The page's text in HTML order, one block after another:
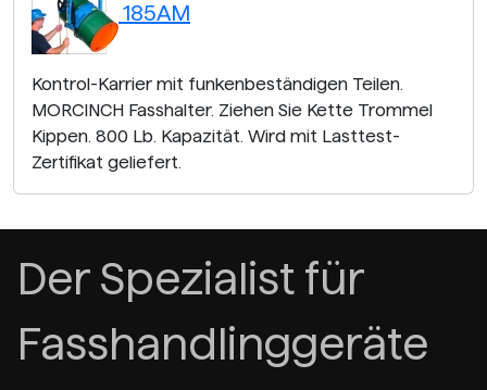
185AM
Kontrol-Karrier mit funkenbeständigen Teilen.
MORCINCH Fasshalter. Ziehen Sie Kette Trommel
Kippen. 800 Lb. Kapazität. Wird mit Lasttest-
Zertifikat geliefert.
Der Spezialist für
Fasshandlinggeräte